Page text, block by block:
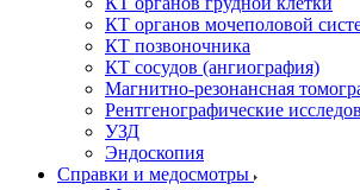
КТ органов мочеполовой
КТ позвоночника
КТ сосудов (ангиография)
Магнитно-резонансная
Рентгенографические
УЗД
Эндоскопия
Справки и медосмотры